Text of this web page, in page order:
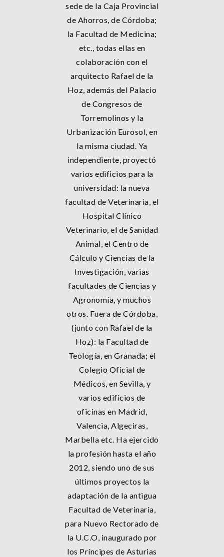
sede de la Caja Provincial
de Ahorros, de Córdoba;
la Facultad de Medicina;
etc., todas ellas en
colaboración con el
arquitecto Rafael de la
Hoz, además del Palacio
de Congresos de
Torremolinos y la
Urbanización Eurosol, en
la misma ciudad. Ya
independiente, proyectó
varios edificios para la
universidad: la nueva
facultad de Veterinaria, el
Hospital Clínico
Veterinario, el de Sanidad
Animal, el Centro de
Cálculo y Ciencias de la
Investigación, varias
facultades de Ciencias y
Agronomía, y muchos
otros. Fuera de Córdoba,
(junto con Rafael de la
Hoz): la Facultad de
Teología, en Granada; el
Colegio Oficial de
Médicos, en Sevilla, y
varios edificios de
oficinas en Madrid,
Valencia, Algeciras,
Marbella etc. Ha ejercido
la profesión hasta el año
2012, siendo uno de sus
últimos proyectos la
adaptación de la antigua
Facultad de Veterinaria,
para Nuevo Rectorado de
la U.C.O, inaugurado por
los Príncipes de Asturias